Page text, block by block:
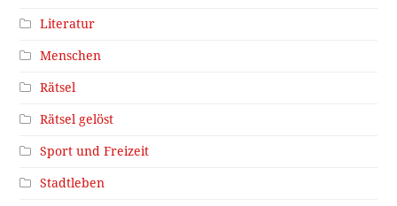
Literatur
Menschen
Rätsel
Rätsel gelöst
Sport und Freizeit
Stadtleben